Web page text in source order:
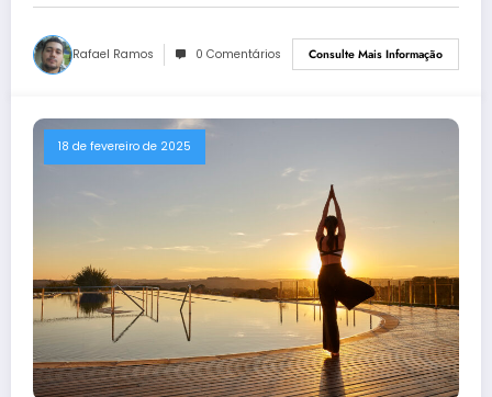
Rafael Ramos 0 Comentários Consulte Mais Informação
18 de fevereiro de 2025